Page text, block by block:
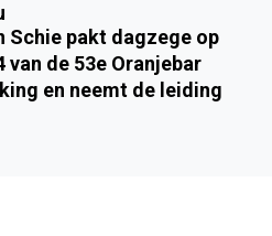
Schie pakt dagzege op
van de 53e Oranjebar
en neemt de leiding